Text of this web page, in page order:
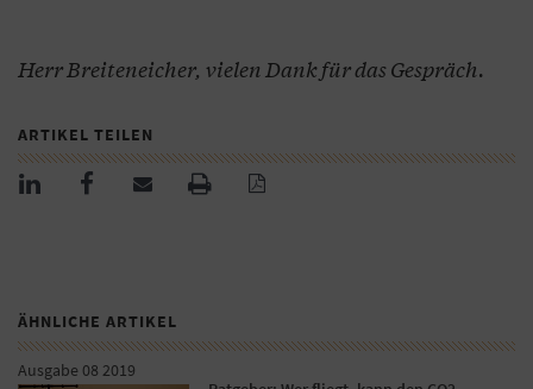
Herr Breiteneicher, vielen Dank für das Gespräch.
ARTIKEL TEILEN
ÄHNLICHE ARTIKEL
Ausgabe 08 2019